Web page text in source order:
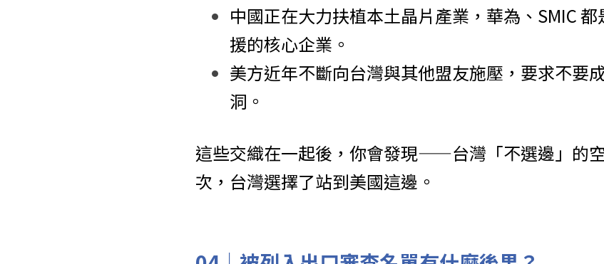
中國正在大力扶植本土晶片產業，華為、SMIC
援的核心企業。
美方近年不斷向台灣與其他盟友施壓，要求不要
洞。
這些交織在一起後，你會發現——台灣「不選邊」的
次，台灣選擇了站到美國這邊。